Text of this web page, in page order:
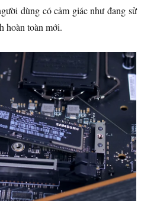
dùng có cảm giác như đang sử
hoàn toàn mới.